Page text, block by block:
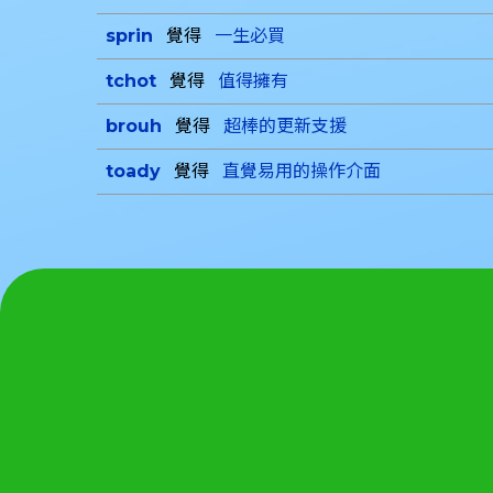
sprin 覺得 一生必買
tchot 覺得 值得擁有
brouh 覺得 超棒的更新支援
toady 覺得 直覺易用的操作介面